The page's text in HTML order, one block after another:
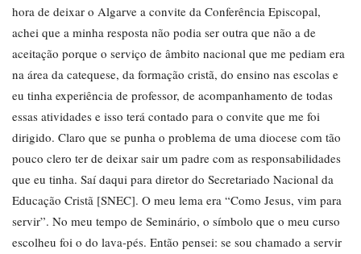
hora de deixar o Algarve a convite da Conferência Episcopal,
achei que a minha resposta não podia ser outra que não a de
aceitação porque o serviço de âmbito nacional que me pediam era
na área da catequese, da formação cristã, do ensino nas escolas e
eu tinha experiência de professor, de acompanhamento de todas
essas atividades e isso terá contado para o convite que me foi
dirigido. Claro que se punha o problema de uma diocese com tão
pouco clero ter de deixar sair um padre com as responsabilidades
que eu tinha. Saí daqui para diretor do Secretariado Nacional da
Educação Cristã [SNEC]. O meu lema era “Como Jesus, vim para
servir”. No meu tempo de Seminário, o símbolo que o meu curso
escolheu foi o do lava-pés. Então pensei: se sou chamado a servir